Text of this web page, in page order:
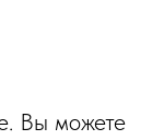
Вы можете